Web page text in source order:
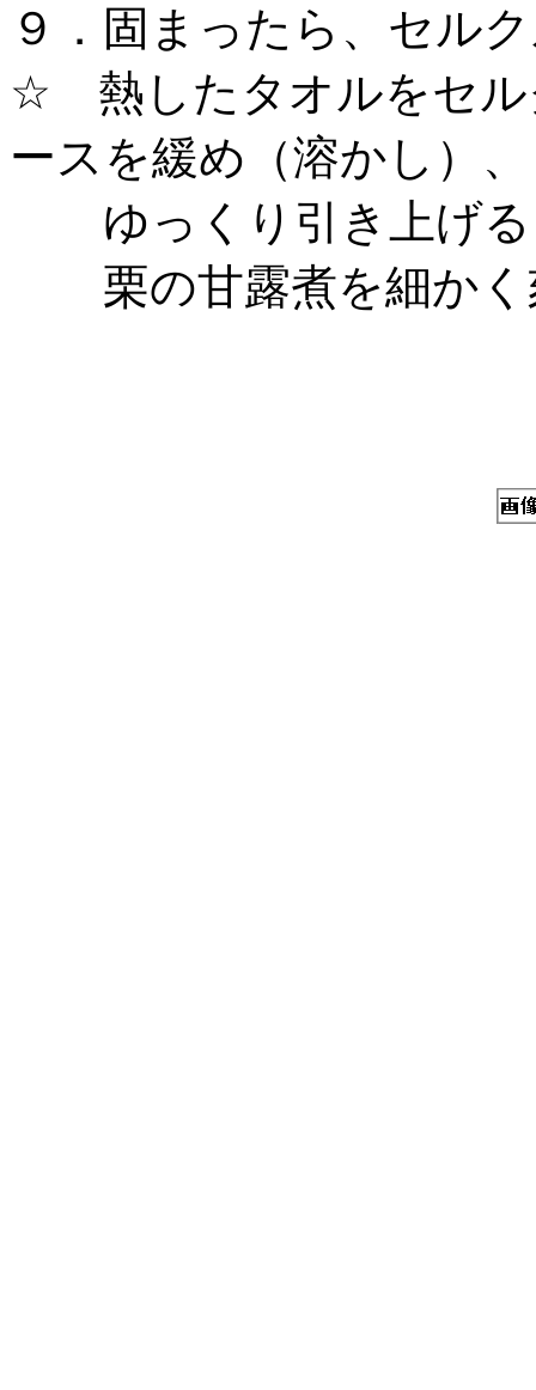
９．固まったら、セル
☆ 熱したタオルをセル
ースを緩め（溶かし）、
ゆっくり引き上げる
栗の甘露煮を細かく